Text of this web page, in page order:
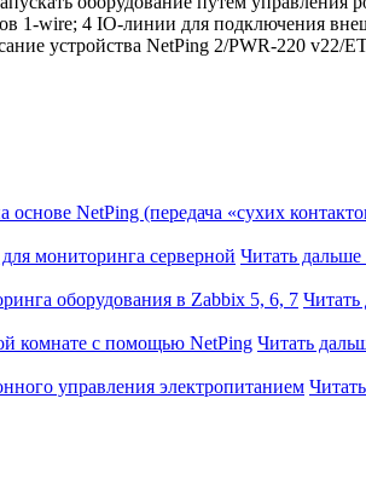
1-wire; 4 IO-линии для подключения
устройства NetPing 2/PWR-220 v22/
NetPing (передача «сухих
мониторинга серверной Читать
оборудования в Zabbix 5, 6, 7
комнате с помощью NetPing Читать
управления электропитанием